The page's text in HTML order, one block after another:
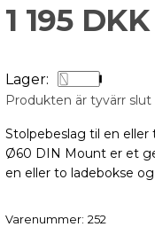
1 195 DKK
Lager:
Produkten är tyvärr slut
Stolpebeslag til en
Ø60 DIN Mount er et
en eller to ladebokse
Varenummer: 252